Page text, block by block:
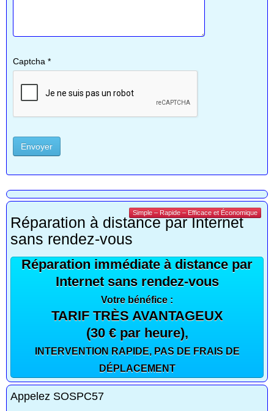
Captcha *
Envoyer
Simple – Rapide – Efficace et Économique
Réparation à distance par Internet
sans rendez-vous
Réparation immédiate à distance par
Internet sans rendez-vous
Votre bénéfice :
TARIF TRÈS AVANTAGEUX
(30 € par heure),
INTERVENTION RAPIDE, PAS DE FRAIS DE
DÉPLACEMENT
Appelez SOSPC57